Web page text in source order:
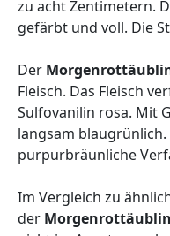
zu acht Zentimetern.
gefärbt und voll. Die
Der
Fleisch. Das Fleisch
Sulfovanilin rosa. Mit
langsam
purpurbräunliche
Im Vergleich zu
der